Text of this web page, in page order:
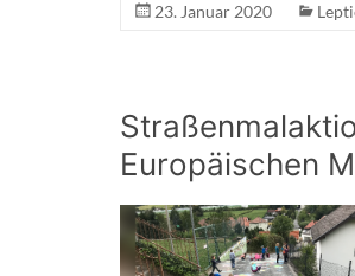
23. Januar 2020
Europäischen